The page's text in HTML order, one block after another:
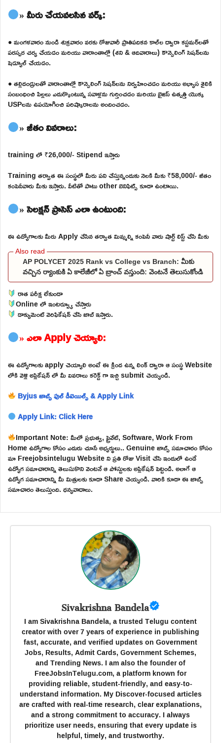
» మీరు చేయవలసిన వర్క్:
● మంగళవారం నుండి శుక్రవారం వరకు రోజువారీ ప్రాతిపదికన కాల్‌ల ద్వారా కస్టమర్‌లతో
పరస్పర చర్య చేయడం మరియు వారాంతాల్లో (శని & ఆదివారాలు) కౌన్సెలింగ్ సెషన్‌లను
షెడ్యూల్ చేయడం.
● తల్లిదండ్రులతో వారాంతాల్లో కౌన్సెలింగ్ సెషన్‌లను నిర్వహించడం మరియు అభ్యాస శైలికి
సంబంధించి పిల్లలు ఎదుర్కొంటున్న సవాళ్లను గుర్తించడం మరియు బైజస్ ఉత్పత్తి యొక్క
USPలను ఉపయోగించి పరిష్కారాలను అందించడం.
» జీతం వివరాలు:
training లో ₹26,000/- Stipend ఇస్తారు
Training తర్వాత ఈ సంస్థలో మీరు పని చేస్తున్నందుకు నెలకి మీకు ₹58,000/- జీతం
కంపెనీవారు మీకు ఇస్తారు. వీటితో పాటు other బెనిఫిట్స్ కూడా ఉంటాయి.
» సెలక్షన్ ప్రాసెస్ ఎలా ఉంటుంది:
ఈ ఉద్యోగాలకు మీరు Apply చేసిన తర్వాత మిమ్మల్ని కంపెనీ వారు షార్ట్ లిస్ట్ చేసి మీకు
AP POLYCET 2025 Rank vs College vs Branch: మీకు
వచ్చిన ర్యాంకుకి ఏ కాలేజీలో ఏ బ్రాంచ్ వస్తుంది: వెంటనే తెలుసుకోండి
రాత పరీక్ష లేకుండా
Online లో ఇంటర్వ్యూ చేస్తారు
డాక్యుమెంట్ వెరిఫికేషన్ చేసి జాబ్ ఇస్తారు.
» ఎలా Apply చెయ్యాలి:
ఈ ఉద్యోగాలకు apply చెయ్యాలి అంటే ఈ క్రింద ఉన్న లింక్ ద్వారా ఆ సంస్థ Website
లోకి వెళ్లి అప్లికేషన్ లో మీ వివరాలు కరెక్ట్ గా ఇచ్చి submit చెయ్యండి.
Byjus జాబ్స్ ఫుల్ డీటెయిల్స్ & Apply Link
Apply Link: Click Here
Important Note: మీలో ప్రభుత్వ, ప్రైవేట్, Software, Work From
Home ఉద్యోగాల కోసం ఎదురు చూసే అభ్యర్థులు.. Genuine జాబ్స్ సమాచారం కోసం
మా Freejobsintelugu Website ని ప్రతి రోజు Visit చేసి ఇందులో ఉండే
ఉద్యోగ సమాచారాన్ని తెలుసుకొని వెంటనే ఆ పోస్టులకు అప్లికేషన్ పెట్టండి. అలాగే ఆ
ఉద్యోగ సమాచారాన్ని మీ మిత్రులకు కూడా Share చెయ్యండి. వారికి కూడా ఈ జాబ్స్
సమాచారం తెలుస్తుంది. ధన్యవాదాలు.
Sivakrishna Bandela
I am Sivakrishna Bandela, a trusted Telugu content
creator with over 7 years of experience in publishing
fast, accurate, and verified updates on Government
Jobs, Results, Admit Cards, Government Schemes,
and Trending News. I am also the founder of
FreeJobsInTelugu.com, a platform known for
providing reliable, student-friendly, and easy-to-
understand information. My Discover-focused articles
are crafted with real-time research, clear explanations,
and a strong commitment to accuracy. I always
prioritize user needs, ensuring that every update is
helpful, timely, and trustworthy.